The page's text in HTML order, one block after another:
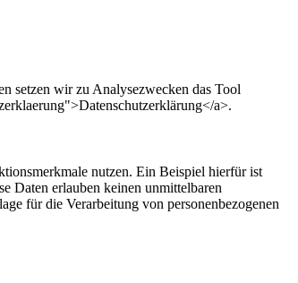
setzen wir zu Analysezwecken das Tool
a>.
nutzen. Ein Beispiel hierfür ist
Daten erlauben keinen unmittelbaren
für die Verarbeitung von personenbezogenen